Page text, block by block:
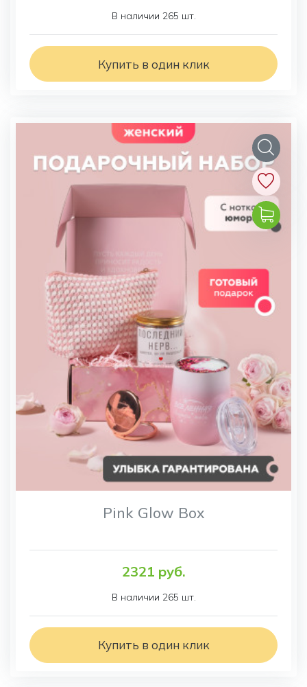
В наличии 265 шт.
Купить в один клик
Pink Glow Box
2321 руб.
В наличии 265 шт.
Купить в один клик